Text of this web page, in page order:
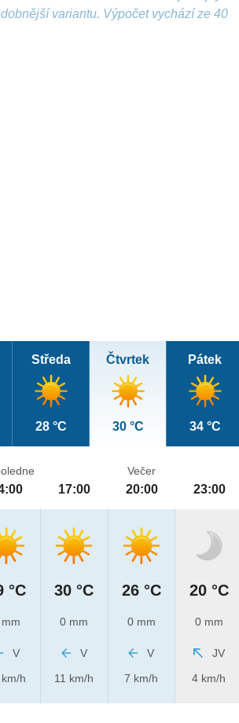
variantu. Výpočet vychází ze 40
Středa
28 °C
Čtvrtek
30 °C
Pátek
34 °C
°C
V
km/h
17:00
30 °C
0 mm
V
11 km/h
Večer
20:00
26 °C
0 mm
V
7 km/h
23:00
20 °C
0 mm
JV
4 km/h